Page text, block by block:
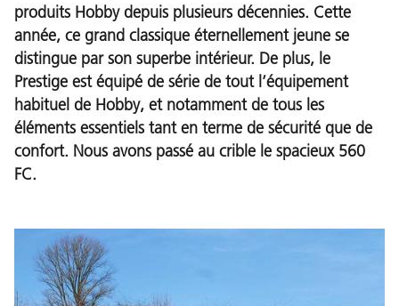
produits Hobby depuis plusieurs décennies. Cette
année, ce grand classique éternellement jeune se
distingue par son superbe intérieur. De plus, le
Prestige est équipé de série de tout l’équipement
habituel de Hobby, et notamment de tous les
éléments essentiels tant en terme de sécurité que de
confort. Nous avons passé au crible le spacieux 560
FC.